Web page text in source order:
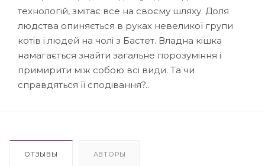
технологій, змітає все на своєму шляху. Доля
людства опиняється в руках невеликої групи
котів і людей на чолі з Бастет. Владна кішка
намагається знайти загальне порозуміння і
примирити між собою всі види. Та чи
справдяться її сподівання?..
ОТЗЫВЫ АВТОРЫ